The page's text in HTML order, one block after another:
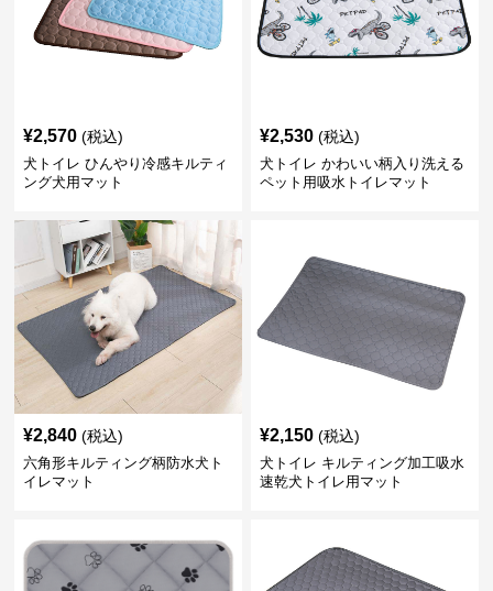
¥2,570 (税込)
犬トイレ ひんやり冷感キルティ
ング犬用マット
¥2,530 (税込)
犬トイレ かわいい柄入り洗える
ペット用吸水トイレマット
¥2,840 (税込)
六角形キルティング柄防水犬ト
イレマット
¥2,150 (税込)
犬トイレ キルティング加工吸水
速乾犬トイレ用マット